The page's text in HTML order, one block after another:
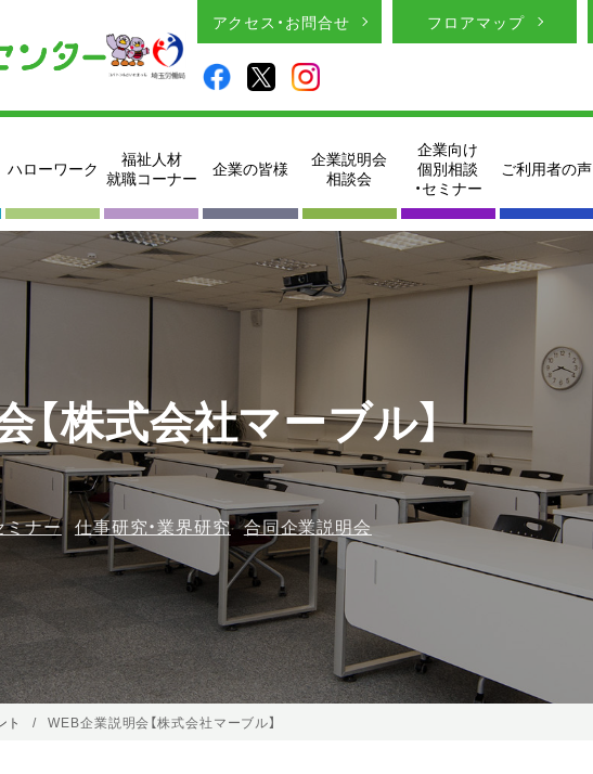
アクセス・お問合せ フロアマップ
ハローワーク
福祉人材
就職コーナー
企業の皆様
企業説明会
相談会
企業向け
個別相談
・セミナー
ご利用者の声
株式会社マーブル】
ミナー 仕事研究・業界研究 合同企業説明会
ト WEB企業説明会【株式会社マーブル】